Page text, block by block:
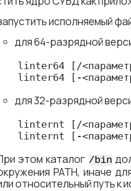
исполняемый
для 64-разрядной
linter64 [/
linter64 [-
для 32-разрядной
linternt [/
linternt [-
этом каталог /bin
PATH, иначе
относительный путь к